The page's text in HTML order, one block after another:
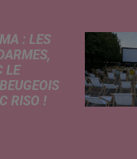
: LES
LE
RISO !